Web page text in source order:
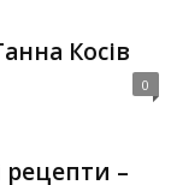
Косів
0
–